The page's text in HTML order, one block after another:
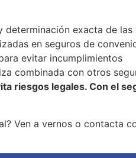
determinación exacta de
en seguros de
evitar incumplimientos
combinada con otros
riesgos legales. Con el
Ven a vernos o contacta